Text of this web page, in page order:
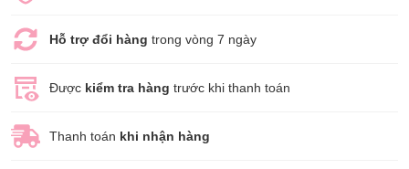
Hỗ trợ đổi hàng trong vòng 7 ngày
Được kiểm tra hàng trước khi thanh toán
Thanh toán khi nhận hàng